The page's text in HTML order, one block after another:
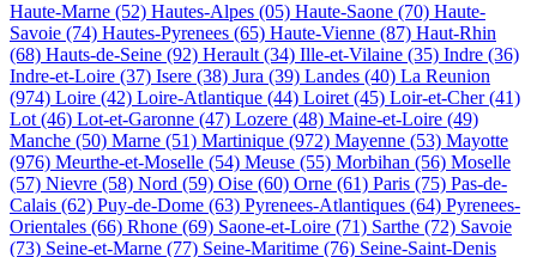
Haute-Marne (52) Hautes-Alpes (05) Haute-Saone (70) Haute-
Savoie (74) Hautes-Pyrenees (65) Haute-Vienne (87) Haut-Rhin
(68) Hauts-de-Seine (92) Herault (34) Ille-et-Vilaine (35) Indre (36)
Indre-et-Loire (37) Isere (38) Jura (39) Landes (40) La Reunion
(974) Loire (42) Loire-Atlantique (44) Loiret (45) Loir-et-Cher(41)
Lot (46) Lot-et-Garonne (47) Lozere (48) Maine-et-Loire (49)
Manche (50) Marne (51) Martinique (972) Mayenne (53) Mayotte
(976) Meurthe-et-Moselle (54) Meuse (55) Morbihan (56) Moselle
(57) Nievre (58) Nord (59) Oise (60) Orne (61) Paris (75) Pas-de-
Calais (62) Puy-de-Dome (63) Pyrenees-Atlantiques (64) Pyrenees-
Orientales (66) Rhone (69) Saone-et-Loire (71) Sarthe (72) Savoie
(73) Seine-et-Marne (77) Seine-Maritime (76) Seine-Saint-Denis